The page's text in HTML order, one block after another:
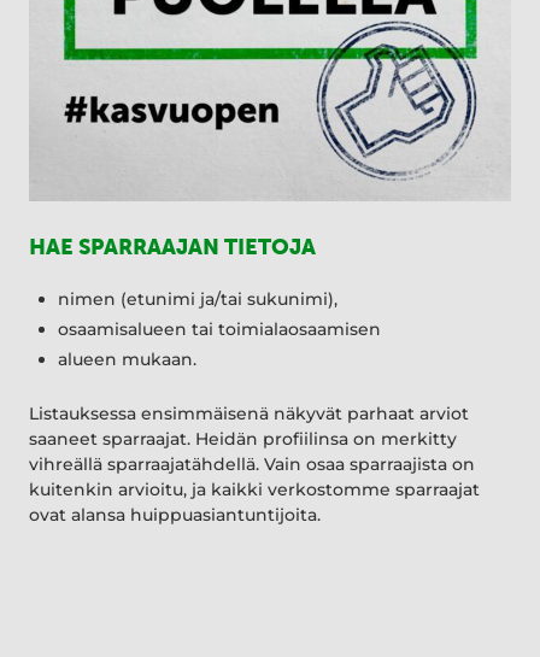
HAE SPARRAAJAN TIETOJA
nimen (etunimi ja/tai sukunimi),
osaamisalueen tai toimialaosaamisen
alueen mukaan.
Listauksessa ensimmäisenä näkyvät parhaat arviot
saaneet sparraajat. Heidän profiilinsa on merkitty
vihreällä sparraajatähdellä. Vain osaa sparraajista on
kuitenkin arvioitu, ja kaikki verkostomme sparraajat
ovat alansa huippuasiantuntijoita.